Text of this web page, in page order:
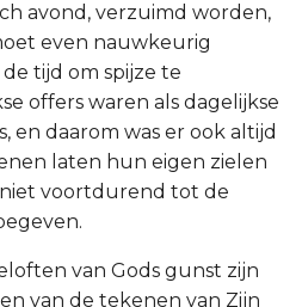
avond, verzuimd worden,
even nauwkeurig
tijd om spijze te
offers waren als dagelijkse
en daarom was er ook altijd
laten hun eigen zielen
voortdurend tot de
van Gods gunst zijn
van de tekenen van Zijn